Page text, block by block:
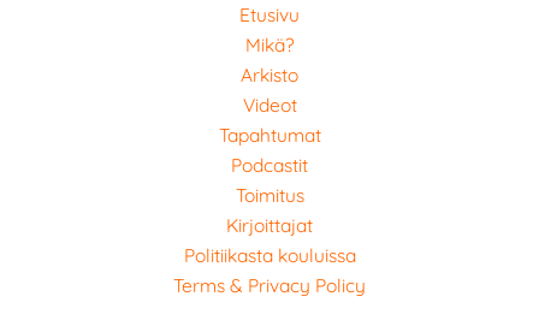
Etusivu
Mikä?
Arkisto
Videot
Tapahtumat
Podcastit
Toimitus
Kirjoittajat
Politiikasta kouluissa
Terms & Privacy Policy